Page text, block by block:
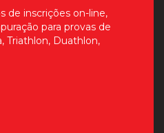
de inscrições on-line,
para provas de
Triathlon, Duathlon,